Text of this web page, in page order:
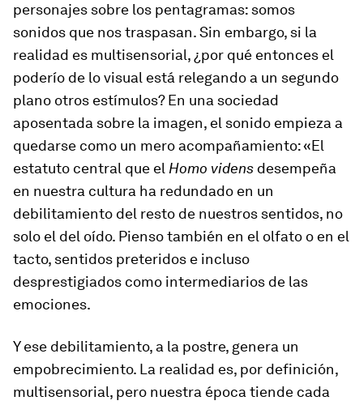
personajes sobre los pentagramas: somos
sonidos que nos traspasan. Sin embargo, si la
realidad es multisensorial, ¿por qué entonces el
poderío de lo visual está relegando a un segundo
plano otros estímulos? En una sociedad
aposentada sobre la imagen, el sonido empieza a
quedarse como un mero acompañamiento: «El
estatuto central que el Homo videns desempeña
en nuestra cultura ha redundado en un
debilitamiento del resto de nuestros sentidos, no
solo el del oído. Pienso también en el olfato o en el
tacto, sentidos preteridos e incluso
desprestigiados como intermediarios de las
emociones.
Y ese debilitamiento, a la postre, genera un
empobrecimiento. La realidad es, por definición,
multisensorial, pero nuestra época tiende cada